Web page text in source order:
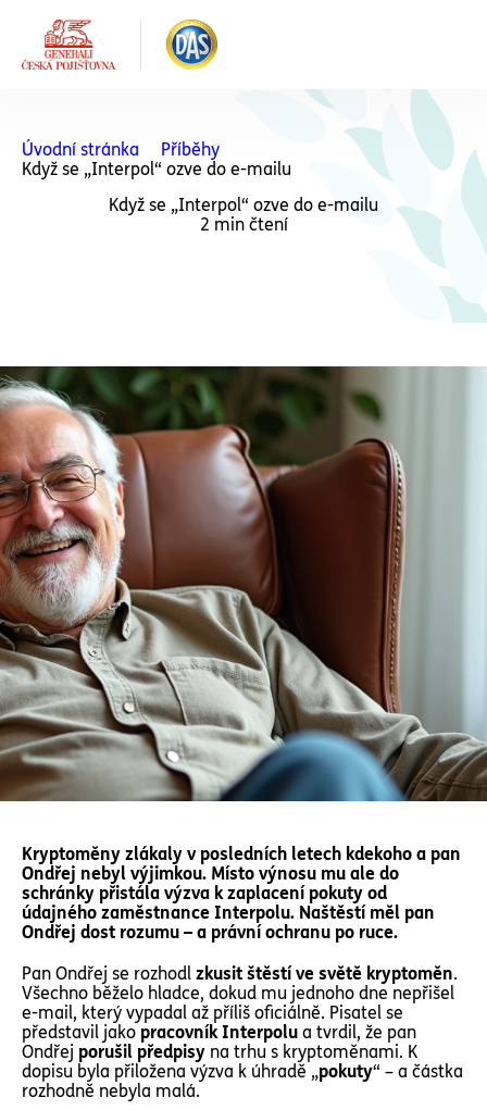
Úvodní stránka
Příběhy
Když se „Interpol“ ozve do e-mailu
Když se „Interpol“ ozve do e-mailu
2 min čtení
Kryptoměny zlákaly v posledních letech kdekoho a pan
Ondřej nebyl výjimkou. Místo výnosu mu ale do
schránky přistála výzva k zaplacení pokuty od
údajného zaměstnance Interpolu. Naštěstí měl pan
Ondřej dost rozumu – a právní ochranu po ruce.
Pan Ondřej se rozhodl zkusit štěstí ve světě kryptoměn.
Všechno běželo hladce, dokud mu jednoho dne nepřišel
e-mail, který vypadal až příliš oficiálně. Pisatel se
představil jako pracovník Interpolu a tvrdil, že pan
Ondřej porušil předpisy na trhu s kryptoměnami. K
dopisu byla přiložena výzva k úhradě „pokuty“ – a částka
rozhodně nebyla malá.